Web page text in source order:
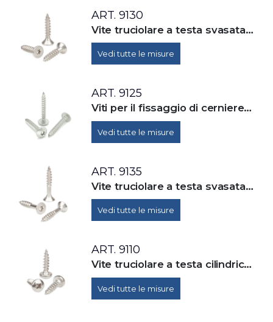
ART. 9130
Vite truciolare a testa svasata piana con cava esalobata (TX), totalmente filettate
Vedi tutte le misure
ART. 9125
Viti per il fissaggio di cerniere e bandelle, con cava esalobata(TX), totalmente filettate
Vedi tutte le misure
ART. 9135
Vite truciolare a testa svasata piana con cava esalobata (TX), parzialmente filettate
Vedi tutte le misure
ART. 9110
Vite truciolare a testa cilindrica bombata con impronta croce Z (Pozidrive), totalmente filettate
Vedi tutte le misure